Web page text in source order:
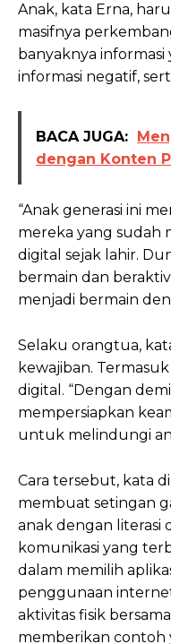
Anak, kata Erna,
masifnya
banyaknya
informasi negatif,
BACA JUGA:
dengan Konten
“Anak generasi ini
mereka yang sudah
digital sejak lahir.
bermain dan
menjadi bermain
Selaku orangtua,
kewajiban.
digital. “Dengan
mempersiapkan
untuk melindungi
Cara tersebut, kata
membuat setingan
anak dengan literasi
komunikasi yang
dalam memilih
penggunaan
aktivitas fisik
memberikan contoh